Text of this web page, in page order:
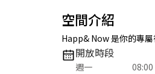
空間介紹
Happ& Now 是你的專
開放時段
週一